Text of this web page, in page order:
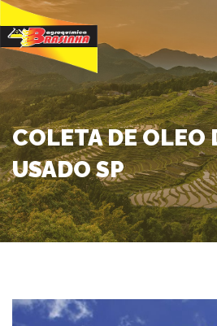
COLETA DE OLEO
USADO SP